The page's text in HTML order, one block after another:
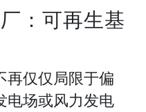
：可再生基
再仅仅局限于偏
电场或风力发电